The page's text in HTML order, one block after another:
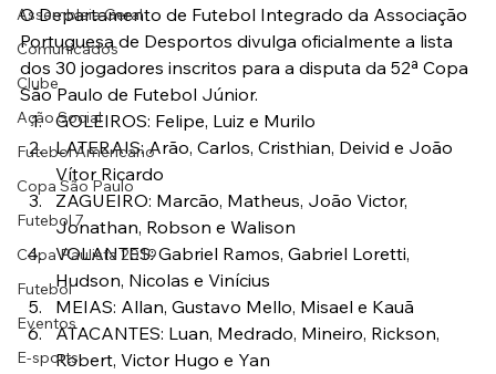
Assembleia Geral
Comunicados
Clube
Ação Social
Futebol Americano
Copa São Paulo
Futebol 7
Copa Paulista 2019
Futebol
Eventos
E-sports
O Departamento de Futebol Integrado da Associação
Portuguesa de Desportos divulga oficialmente a lista
dos 30 jogadores inscritos para a disputa da 52ª Copa
São Paulo de Futebol Júnior.
GOLEIROS: Felipe, Luiz e Murilo
LATERAIS: Arão, Carlos, Cristhian, Deivid e João
Vítor Ricardo
ZAGUEIRO: Marcão, Matheus, João Victor,
Jonathan, Robson e Walison
VOLANTES: Gabriel Ramos, Gabriel Loretti,
Hudson, Nicolas e Vinícius
MEIAS: Allan, Gustavo Mello, Misael e Kauã
ATACANTES: Luan, Medrado, Mineiro, Rickson,
Robert, Victor Hugo e Yan